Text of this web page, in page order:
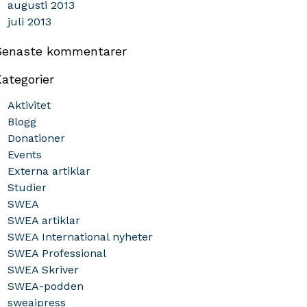
augusti 2013
juli 2013
kommentarer
Aktivitet
Blogg
Donationer
Events
Externa artiklar
Studier
SWEA
SWEA artiklar
SWEA International nyheter
SWEA Professional
SWEA Skriver
SWEA-podden
sweaipress